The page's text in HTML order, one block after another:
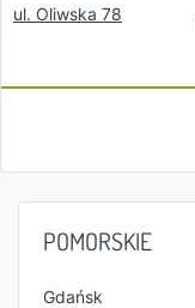
ul. Oliwska 78
POMORSKIE
Gdańsk